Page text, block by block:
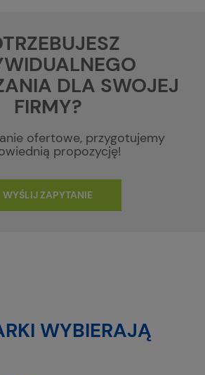
DLA SWOJEJ
FIRMY?
ofertowe, przygotujemy
propozycję!
WYŚLIJ ZAPYTANIE
WYBIERAJĄ